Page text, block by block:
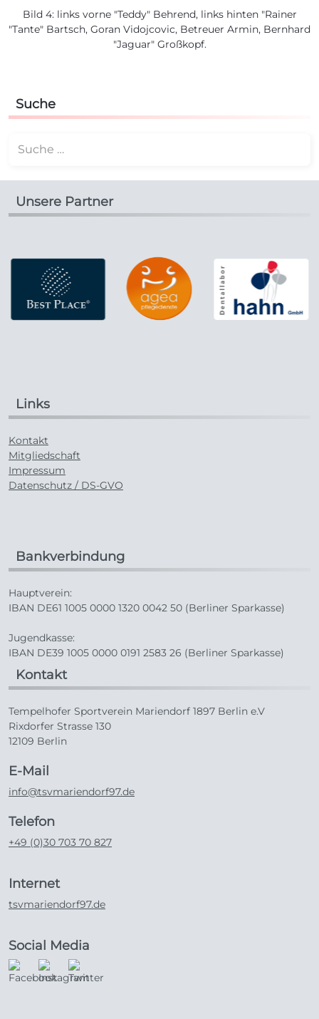
Bild 4: links vorne "Teddy" Behrend, links hinten "Rainer
"Tante" Bartsch, Goran Vidojcovic, Betreuer Armin, Bernhard
"Jaguar" Großkopf.
Suche
Unsere Partner
Links
Kontakt
Mitgliedschaft
Impressum
Datenschutz / DS-GVO
Bankverbindung
Hauptverein:
IBAN DE61 1005 0000 1320 0042 50 (Berliner Sparkasse)
Jugendkasse:
IBAN DE39 1005 0000 0191 2583 26 (Berliner Sparkasse)
Kontakt
Tempelhofer Sportverein Mariendorf 1897 Berlin e.V
Rixdorfer Strasse 130
12109 Berlin
E-Mail
info@tsvmariendorf97.de
Telefon
+49 (0)30 703 70 827
Internet
tsvmariendorf97.de
Social Media